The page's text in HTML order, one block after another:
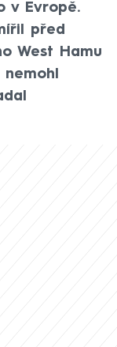
v Evropě.
před
West Hamu